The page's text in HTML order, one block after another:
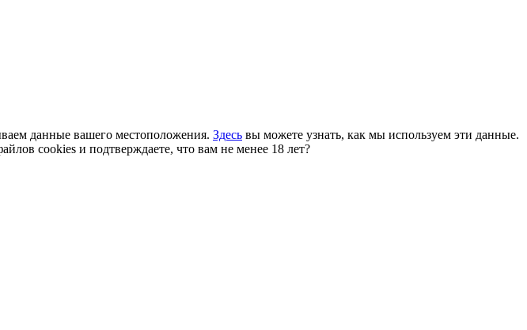
данные вашего местоположения. Здесь вы можете узнать, как мы используем эти данные.
cookies и подтверждаете, что вам не менее 18 лет?